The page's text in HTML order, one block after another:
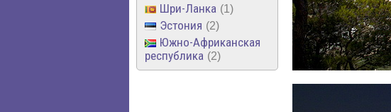
Шри-Ланка 1
Эстония 2
Южно-Африканская
республика
2